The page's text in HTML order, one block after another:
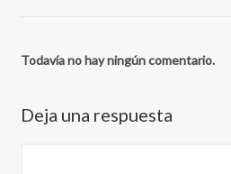
Todavía no hay ningún comentario.
Deja una respuesta